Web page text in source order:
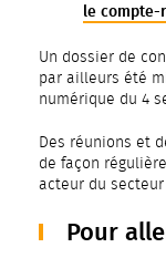
le compte-
Un dossier de
par ailleurs été
numérique du 4
Des réunions et
de façon
acteur du secteur
Pour